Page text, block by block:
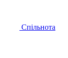
Спільнота